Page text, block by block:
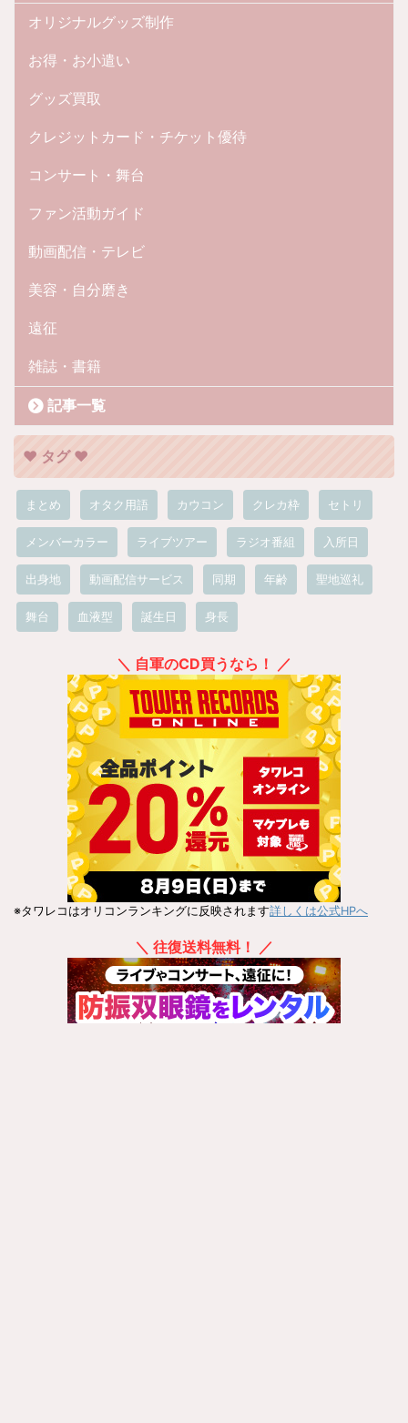
オリジナルグッズ制作
お得・お小遣い
グッズ買取
クレジットカード・チケット優待
コンサート・舞台
ファン活動ガイド
動画配信・テレビ
美容・自分磨き
遠征
雑誌・書籍
記事一覧
❤︎ タグ ❤︎
まとめ オタク用語 カウコン クレカ枠 セトリ
メンバーカラー ライブツアー ラジオ番組 入所日
出身地 動画配信サービス 同期 年齢 聖地巡礼
舞台 血液型 誕生日 身長
＼ 自軍のCD買うなら！ ／
※タワレコはオリコンランキングに反映されます詳しくは公式HPへ
＼ 往復送料無料！ ／